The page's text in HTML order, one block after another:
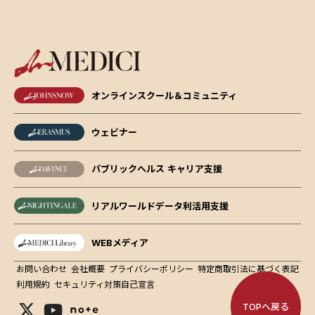
オンラインスクール＆コミュニティ
ウェビナー
パブリックヘルス キャリア支援
リアルワールドデータ利活用支援
WEBメディア
お問い合わせ 会社概要 プライバシーポリシー 特定商取引法に基づく表記
利用規約 セキュリティ対策自己宣言
TOPへ戻る